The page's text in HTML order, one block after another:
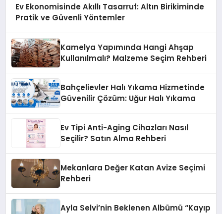
Ev Ekonomisinde Akıllı Tasarruf: Altın Birikiminde
Pratik ve Güvenli Yöntemler
Kamelya Yapımında Hangi Ahşap
Kullanılmalı? Malzeme Seçim Rehberi
Bahçelievler Halı Yıkama Hizmetinde
Güvenilir Çözüm: Uğur Halı Yıkama
Ev Tipi Anti-Aging Cihazları Nasıl
Seçilir? Satın Alma Rehberi
Mekanlara Değer Katan Avize Seçimi
Rehberi
Ayla Selvi’nin Beklenen Albümü “Kayıp